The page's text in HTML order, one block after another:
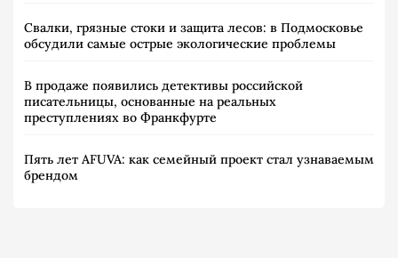
Свалки, грязные стоки и защита лесов: в Подмосковье
обсудили самые острые экологические проблемы
В продаже появились детективы российской
писательницы, основанные на реальных
преступлениях во Франкфурте
Пять лет AFUVA: как семейный проект стал узнаваемым
брендом